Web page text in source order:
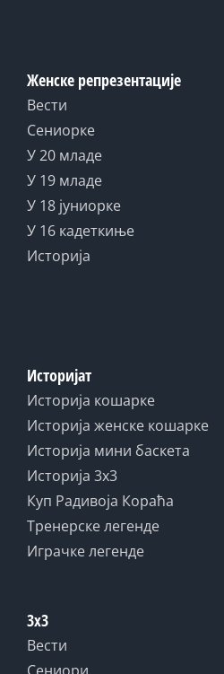
Женске репрезентације
Вести
Сениорке
У 20 младе
У 19 младе
У 18 јуниорке
У 16 кадеткиње
Историја
Историјат
Историја кошарке
Историја женске кошарке
Историја мини баскета
Историја 3x3
Куп Радивоја Кораћа
Тренерске легенде
Играчке легенде
3x3
Вести